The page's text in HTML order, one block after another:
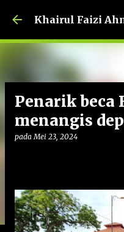
Langkau ke
Khairul Faizi
Penarik beca
menangis
padaMei 23, 2024